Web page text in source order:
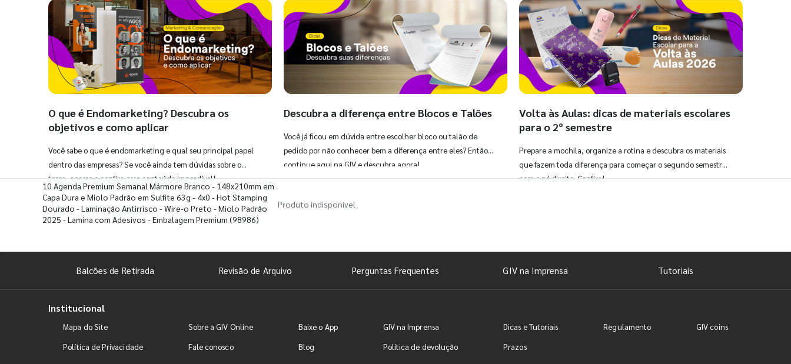
O que é Endomarketing? Descubra os
objetivos e como aplicar
Você sabe o que é endomarketing e qual seu principal papel
dentro das empresas? Se você ainda tem dúvidas sobre o
tema, acesse e confira esse conteúdo imperdível!
Descubra a diferença entre Blocos e Talões
Você já ficou em dúvida entre escolher bloco ou talão de
pedido por não conhecer bem a diferença entre eles? Então,
continue aqui na GIV e descubra agora!
Volta às Aulas: dicas de materiais escolares
para o 2º semestre
Prepare a mochila, organize a rotina e descubra os materiais
que fazem toda diferença para começar o segundo semestre
com o pé direito. Confira!
10 Agenda Premium Semanal Mármore Branco - 148x210mm em
Capa Dura e Miolo Padrão em Sulfite 63g - 4x0 - Hot Stamping
Dourado - Laminação Antirrisco - Wire-o Preto - Miolo Padrão
2025 - Lamina com Adesivos - Embalagem Premium (98986)
Produto indisponível
Balcões de Retirada Revisão de Arquivo Perguntas Frequentes GIV na Imprensa Tutoriais
Institucional
Mapa do Site Sobre a GIV Online Baixe o App GIV na Imprensa Dicas e Tutoriais Regulamento
GIV coins
Política de Privacidade
Fale conosco Blog Política de devolução Prazos